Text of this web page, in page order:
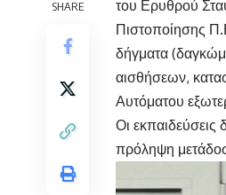
SHARE
του Ερυθρού
Πιστοποίησης
δήγματα
αισθήσεων,
Αυτόματου
Οι
πρόληψη